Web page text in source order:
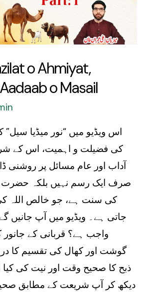
o Ahmiyat,
o Masail
اس ویڈیو میں “نور میڈیا
کی فضیلت و اہمیت، اس کے
آداب اور عام مسائل پر روشنی
صرف ایک رسم نہیں بلکہ حضرت
کی سنت ہے، جو خالص اللہ
جاتی ہے۔ ویڈیو میں آپ جانیں
واجب ہے؟ قربانی کے
گوشت اور کھال کی تقسیم کا
ذبح کا صحیح وقت اور نیت کی کیا
دیکھ کر آپ شریعت کے مطابق